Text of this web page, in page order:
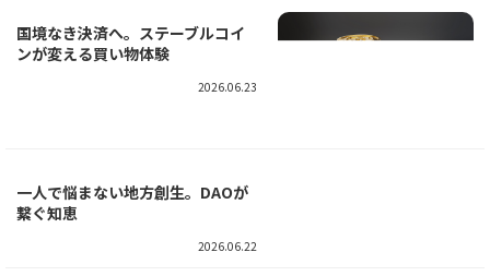
国境なき決済へ。ステーブルコイ
ンが変える買い物体験
2026.06.23
一人で悩まない地方創生。DAOが
繋ぐ知恵
2026.06.22